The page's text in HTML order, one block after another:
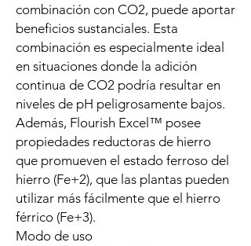
combinación con CO2, puede aportar
beneficios sustanciales. Esta
combinación es especialmente ideal
en situaciones donde la adición
continua de CO2 podría resultar en
niveles de pH peligrosamente bajos.
Además, Flourish Excel™ posee
propiedades reductoras de hierro
que promueven el estado ferroso del
hierro (Fe+2), que las plantas pueden
utilizar más fácilmente que el hierro
férrico (Fe+3).
Modo de uso